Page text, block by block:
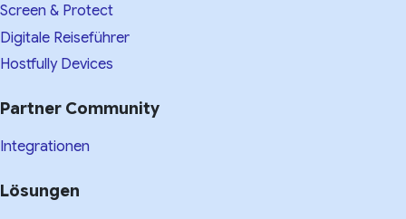
Screen & Protect
Digitale Reiseführer
Hostfully Devices
Partner Community
Integrationen
Lösungen